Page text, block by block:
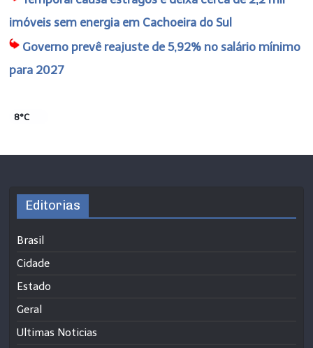
imóveis sem energia em Cachoeira do Sul
Governo prevê reajuste de 5,92% no salário mínimo
para 2027
8°C
Editorias
Brasil
Cidade
Estado
Geral
Ultimas Noticias